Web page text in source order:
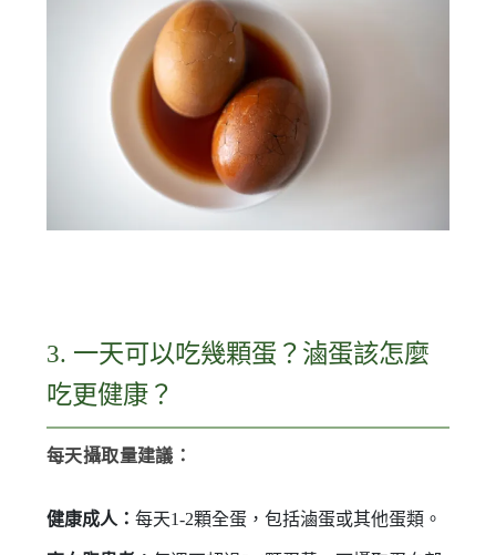
3. 一天可以吃幾顆蛋？滷蛋該怎麼
吃更健康？
每天攝取量建議：
健康成人： 每天1-2顆全蛋，包括滷蛋或其他蛋類。